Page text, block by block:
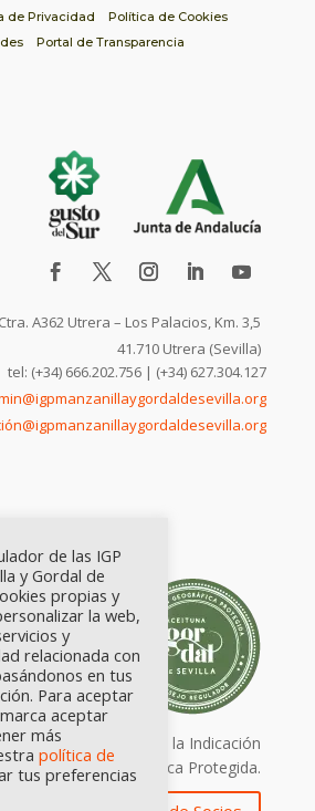
de Privacidad
Política de Cookies
Portal de Transparencia
Ctra. A362 Utrera – Los Palacios, Km. 3,5
41.710 Utrera (Sevilla)
tel: (+34) 666.202.756 | (+34) 627.304.127
por Origen. Sellos de la Indicación
Geográfica Protegida.
de las IGP
y Gordal de
propias y
la web,
y
relacionada con
en tus
Para aceptar
aceptar
más
política de
tus preferencias